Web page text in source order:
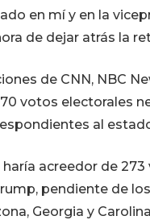
en mí y en la
de dejar atrás la
de CNN, NBC
votos electorales
al
acreedor de
pendiente de
Georgia y